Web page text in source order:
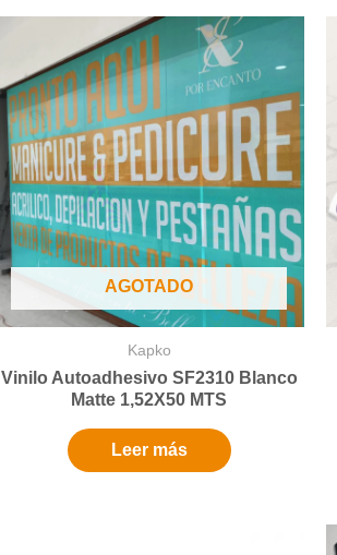
AGOTADO
Kapko
Vinilo Autoadhesivo SF2310 Blanco
Matte 1,52X50 MTS
Leer más